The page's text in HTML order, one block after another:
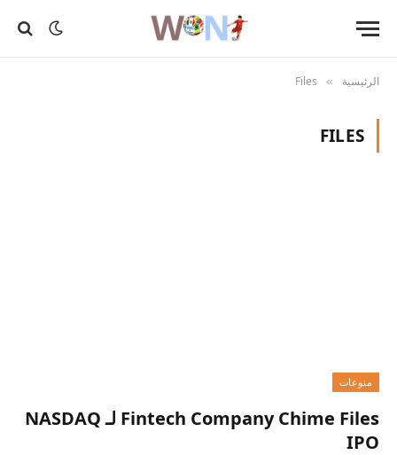
الرئيسية »
Files
FILES
منوعات
Fintech Company Chime Files لـ NASDAQ
IPO